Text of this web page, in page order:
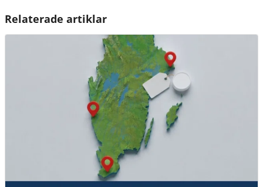
Relaterade artiklar